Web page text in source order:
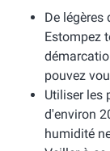
De
Estompez
pouvez
Utiliser les
d'environ
humidité